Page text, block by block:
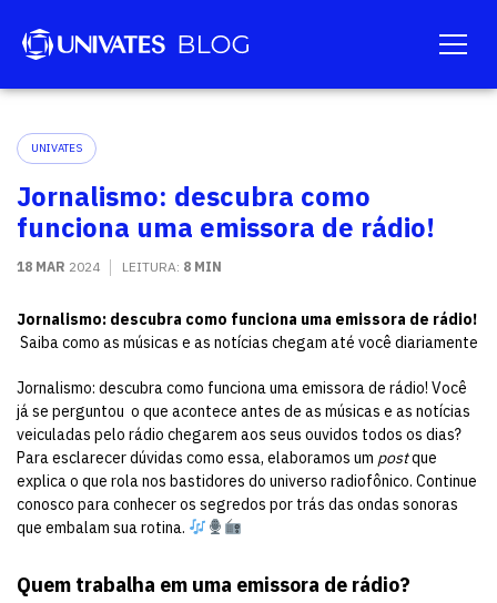
UNIVATES
Jornalismo: descubra como
funciona uma emissora de rádio!
18 MAR 2024 LEITURA: 8 MIN
Jornalismo: descubra como funciona uma emissora de rádio!
Saiba como as músicas e as notícias chegam até você diariamente
Jornalismo: descubra como funciona uma emissora de rádio! Você
já se perguntou o que acontece antes de as músicas e as notícias
veiculadas pelo rádio chegarem aos seus ouvidos todos os dias?
Para esclarecer dúvidas como essa, elaboramos um postque
explica o que rola nos bastidores do universo radiofônico. Continue
conosco para conhecer os segredos por trás das ondas sonoras
que embalam sua rotina.
Quem trabalha em uma emissora de rádio?